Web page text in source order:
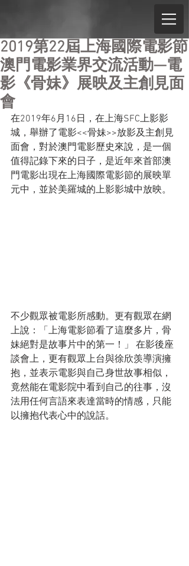
2019第22屆上海國際電影節
澳門電影業界交流活動—電
影《骨妹》展映及主創見面
會
在2019年6月16日，在上海SFC上影影
城，舉辦了電影<<骨妹>>放影及主創見
面會，對於澳門電影歷史來說，是一個
值得記錄下來的日子，是近年來首部澳
門電影出現在上海國際電影節的展映單
元中，並於美羅城的上影影城中放映。
不少觀眾被電影所感動。更有觀眾在網
上說：「上海電影節看了這麼多片，骨
妹絕對是故事片中的第一！」 在影後座
談會上，更有觀眾上台與徐欣羡導演擁
抱，並表示電影與自己身世故事相似，
竟然能在電影院中看到自己的往事，沒
法用任何言語來表達當時的情感，只能
以擁抱代表心中的說話。